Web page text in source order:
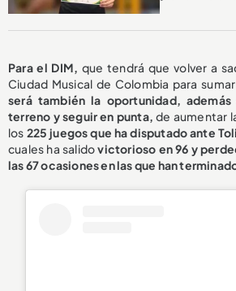
Para el DIM, que tendrá que volver a
Ciudad Musical de Colombia para
será también la oportunidad,
terreno y seguir en punta, de aumentar
los 225 juegos que ha disputado ante
cuales ha salidovictorioso en 96 y
las 67 ocasiones en las que han